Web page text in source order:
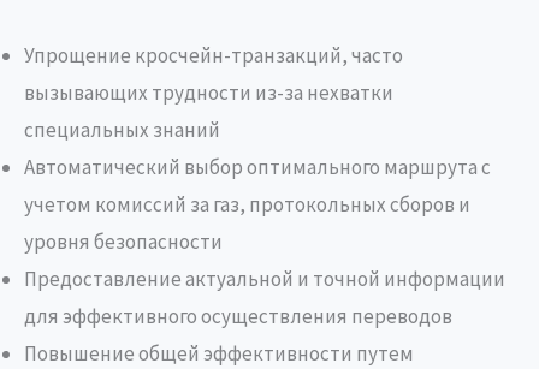
Упрощение кросчейн-транзакций, часто
вызывающих трудности из-за нехватки
специальных знаний
Автоматический выбор оптимального маршрута с
учетом комиссий за газ, протокольных сборов и
уровня безопасности
Предоставление актуальной и точной информации
для эффективного осуществления переводов
Повышение общей эффективности путем